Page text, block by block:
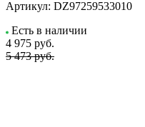
Артикул: DZ97259533010
Есть в наличии
4 975 руб.
5 473 руб.